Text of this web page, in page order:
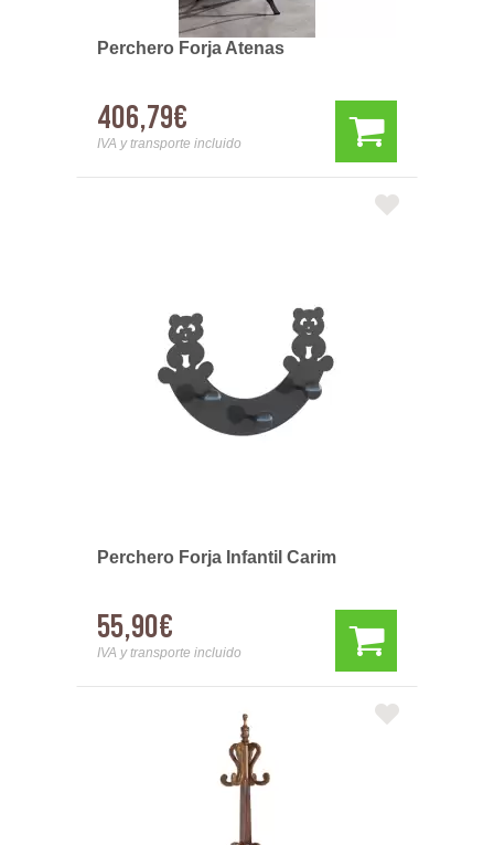
Perchero Forja Atenas
406,79€
IVA y transporte incluido
Perchero Forja Infantil Carim
55,90€
IVA y transporte incluido